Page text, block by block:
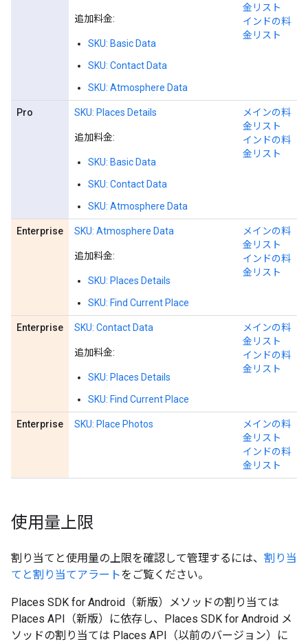
追加料金:
SKU: Basic Data
SKU: Contact Data
SKU: Atmosphere Data
金リスト
インドの料
金リスト
Pro SKU: Places Details
追加料金:
SKU: Basic Data
SKU: Contact Data
SKU: Atmosphere Data
メインの料
金リスト
インドの料
金リスト
Enterprise SKU: Atmosphere Data
追加料金:
SKU: Places Details
SKU: Find Current Place
メインの料
金リスト
インドの料
金リスト
Enterprise SKU: Contact Data
追加料金:
SKU: Places Details
SKU: Find Current Place
メインの料
金リスト
インドの料
金リスト
Enterprise SKU: Place Photos
メインの料
金リスト
インドの料
金リスト
使用量上限
割り当てと使用量の上限を確認して管理するには、 割り当
てと割り当てアラートをご覧ください。
Places SDK for Android（新版）メソッドの割り当ては
Places API（新版）に依存し、Places SDK for Android メ
ソッドの割り当ては Places API（以前のバージョン）に